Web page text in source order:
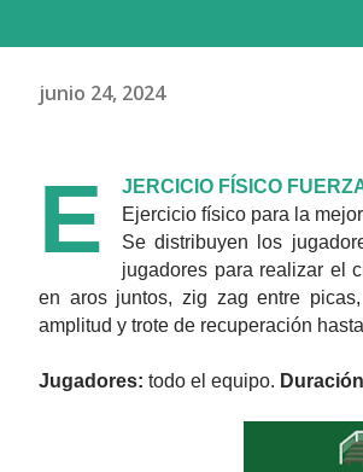
junio 24, 2024
E
JERCICIO FÍSICO
Ejercicio físico para la
Se distribuyen los
jugadores para realizar el
en aros juntos, zig zag entre
amplitud y trote de recuperación
Jugadores: todo el equipo.